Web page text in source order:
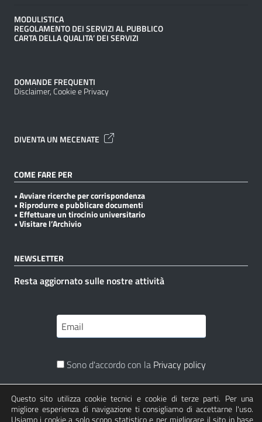
MODULISTICA
REGOLAMENTO DEI SERVIZI AL PUBBLICO
CARTA DELLA QUALITA’ DEI SERVIZI
DOMANDE FREQUENTI
Disclaimer, Cookie e Privacy
DIVENTA UN MECENATE
COME FARE PER
• Avviare ricerche per corrispondenza
• Riprodurre e pubblicare documenti
• Effettuare un tirocinio universitario
• Visitare l’Archivio
NEWSLETTER
Resta aggiornato sulle nostre attività
Sono d'accordo con la Privacy policy
Iscriviti
Questo sito utilizza cookie tecnici e cookie di terze parti. Per una
migliore esperienza di navigazione ti consigliamo di accettarne l'uso.
Usiamo i cookie a solo scopo statistico e per migliorare il sito in base